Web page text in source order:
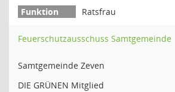
Ratsfrau
Feuerschutzausschuss Samtgemeinde
Samtgemeinde Zeven
DIE GRÜNEN Mitglied